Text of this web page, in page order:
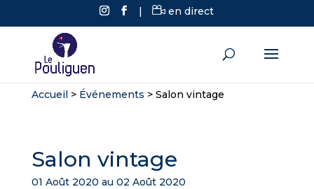
| en direct
Accueil> Événements > Salon vintage
Salon vintage
01 Août 2020 au 02 Août 2020